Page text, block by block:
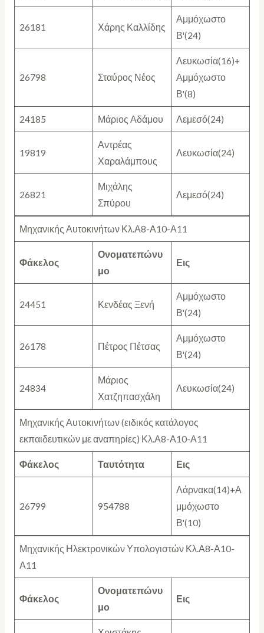
26181 Χάρης Καλλίδης
Αμμόχωστο
Β'(24)
26798 Σταύρος Νέος
Λευκωσία(16)+
Αμμόχωστο
Β'(8)
24185 Μάριος Αδάμου Λεμεσό(24)
19819
Αντρέας
Χαραλάμπους
Λευκωσία(24)
26821
Μιχάλης
Σπύρου
Λεμεσό(24)
Μηχανικής Αυτοκινήτων Κλ.Α8-Α10-Α11
Φάκελος
Ονοματεπώνυ
μο
Εις
24451 Κενδέας Ξενή
Αμμόχωστο
Β'(24)
26178 Πέτρος Πέτσας
Αμμόχωστο
Β'(24)
24834
Μάριος
Χατζηπασχάλη
Λευκωσία(24)
Μηχανικής Αυτοκινήτων (ειδικός κατάλογος
εκπαιδευτικών με αναπηρίες) Κλ.Α8-Α10-Α11
Φάκελος Ταυτότητα Εις
26799 954788
Λάρνακα(14)+Α
μμόχωστο
Β'(10)
Μηχανικής Ηλεκτρονικών Υπολογιστών Κλ.Α8-Α10-
Α11
Φάκελος
Ονοματεπώνυ
μο
Εις